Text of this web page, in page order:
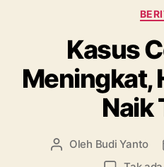
Kasus
Meningkat,
Naik
Penulis
Oleh Budi Yanto